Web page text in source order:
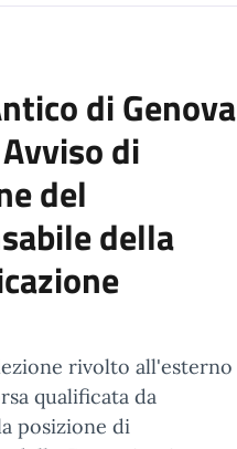
di Genova
di
del
della
rivolto all'esterno
qualificata da
posizione di